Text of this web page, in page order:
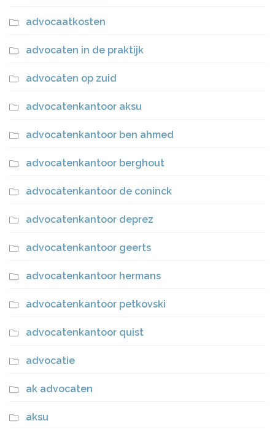
advocaatkosten
advocaten in de praktijk
advocaten op zuid
advocatenkantoor aksu
advocatenkantoor ben ahmed
advocatenkantoor berghout
advocatenkantoor de coninck
advocatenkantoor deprez
advocatenkantoor geerts
advocatenkantoor hermans
advocatenkantoor petkovski
advocatenkantoor quist
advocatie
ak advocaten
aksu